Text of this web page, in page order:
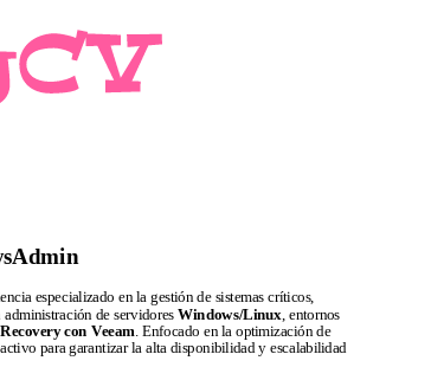
especializado en la gestión de sistemas críticos,
administración de servidoresWindows/Linux , entornos
con Veeam. Enfocado en la optimización de
para garantizar la alta disponibilidad y escalabilidad